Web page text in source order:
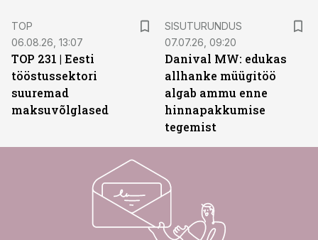
TOP
06.08.26, 13:07
TOP 231 | Eesti
tööstussektori
suuremad
maksuvõlglased
SISUTURUNDUS
07.07.26, 09:20
Danival MW: edukas
allhanke müügitöö
algab ammu enne
hinnapakkumise
tegemist